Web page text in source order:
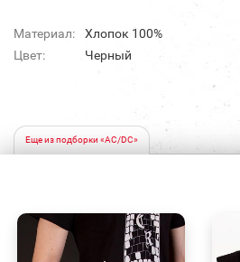
Материал:
Хлопок 100%
Цвет:
Черный
Еще из подборки «AC/DC»